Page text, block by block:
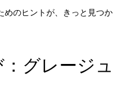
めのヒントが、きっと見つか
グレージュ